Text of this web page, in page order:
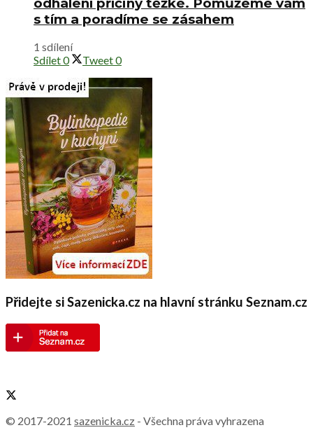
s tím a poradíme se zásahem
1 sdílení
Sdílet0 Tweet0
Přidejte si Sazenicka.cz na hlavní stránku Seznam.cz
© 2017-2021 sazenicka.cz - Všechna práva vyhrazena